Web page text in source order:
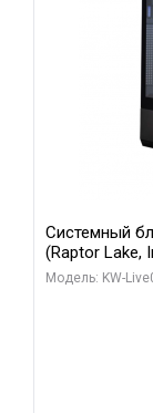
Системный
(Raptor Lake,
модуля)/ Palit
Модель: KW-